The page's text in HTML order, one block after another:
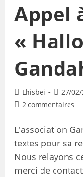
Appel
«
Lhisbei 27/02/
2 commentaires
L'association
textes pour sa
Nous relayons
merci de